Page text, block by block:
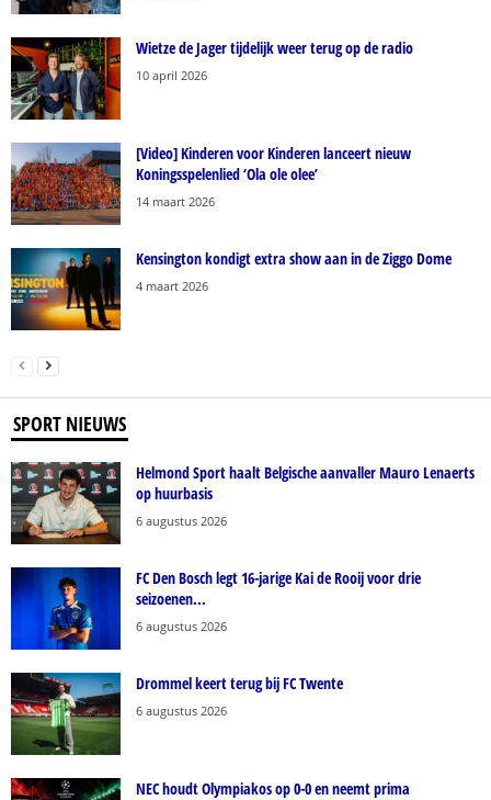
Wietze de Jager tijdelijk weer terug op de radio
10 april 2026
[Video] Kinderen voor Kinderen lanceert nieuw
Koningsspelenlied ‘Ola ole olee’
14 maart 2026
Kensington kondigt extra show aan in de Ziggo Dome
4 maart 2026
SPORT NIEUWS
Helmond Sport haalt Belgische aanvaller Mauro Lenaerts
op huurbasis
6 augustus 2026
FC Den Bosch legt 16-jarige Kai de Rooij voor drie
seizoenen...
6 augustus 2026
Drommel keert terug bij FC Twente
6 augustus 2026
NEC houdt Olympiakos op 0-0 en neemt prima